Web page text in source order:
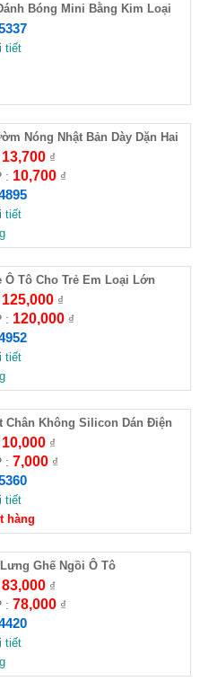
Bóng Mini Bằng Kim Loại
tiết
Nóng Nhật Bản Dày Dặn Hai
13,700₫
: 10,700₫
tiết
Ô Tô Cho Trẻ Em Loại Lớn
125,000₫
: 120,000₫
tiết
Chân Không Silicon Dán Điện
10,000₫
: 7,000₫
tiết
hàng
Ghế Ngồi Ô Tô
83,000₫
: 78,000₫
tiết